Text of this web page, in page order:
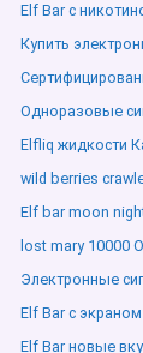
Elf Bar с
Купить
Одноразовые
Elfliq жидкости
wild berries
Elf bar moon
lost mary 10000
Электронные
Elf Bar с
Elf Bar новые